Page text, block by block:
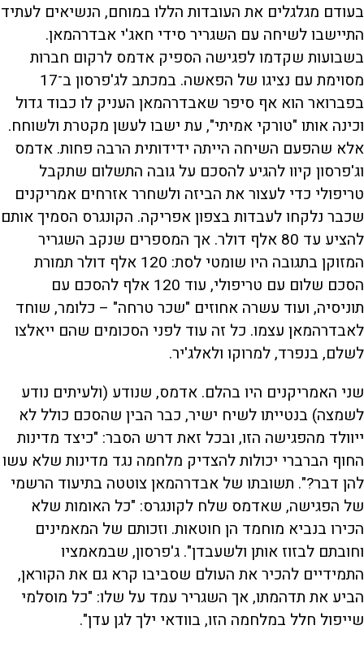
בעודם מגלגלים את העובדות הללו במוחם, הנשיאים לעתיד
התיישבו לשיחה עם השגריר סידי חאג'י אבדרהמאן.
בשבועות שקדמו לפגישה הספיק אדמס לרקום חברות
מסוימת עם נציגו של הפאשה. במכתב לג'פרסון ב־17
בפברואר הוא אף סיפר שאבדרהמאן העניק לו כבוד גדול
וכינה אותו "טורקי אמיתי", עת ישבו לעשן מקטרת ולשוחח.
אלא שהפעם השיחה הייתה ידידותית הרבה פחות. אדמס
וג'פרסון קיוו להגיע להסכם על גובה התשלום שתקבל
טריפולי כדי לעצור את הביזה ולשחרר אזרחים אמריקנים
שכבר נלקחו לעבדות בצפון אפריקה. הקונגרס הסמיך אותם
להציע עד 80 אלף דולר. אך המספרים שנקב השגריר
המזוקן בתגובה היו שומטי לסת: 120 אלף דולר תמורת
הסכם שלום עם טריפולי, עוד 120 אלף להסכם עם
תוניסיה, ועוד עשרה אחוזים "שכר טרחה" – כלומר, שוחד
לאבדרהמאן עצמו. כל זה עוד לפני הסכומים שהם ייאלצו
לשלם, בנפרד, למרוקו ולאלג'יר.
שני האמריקנים היו בהלם. אדמס, שנודע (ולעיתים נודע
לשמצה) בנטייתו לשיח ישיר, כבר הבין שהסכם כולל לא
ייוולד מהפגישה הזו, ובכל זאת דרש הסבר: "כיצד מדינות
החוף הברברי יכולות להצדיק מלחמה נגד מדינות שלא עשו
להן דבר?". תשובתו של אבדרהמאן צוטטה בתיעוד הרשמי
של הפגישה, שאדמס שלח לקונגרס: "כל האומות שלא
הכירו בנביא מוחמד הן חוטאות. וזכותם של המאמינים
וחובתם לבזוז אותן ולשעבדן". ג'פרסון, שבמאמציו
התמידיים להכיר את העולם שסביבו קרא גם את הקוראן,
הביע את תדהמתו, אך השגריר עמד על שלו: "כל מוסלמי
שייפול חלל במלחמה הזו, בוודאי ילך לגן עדן".